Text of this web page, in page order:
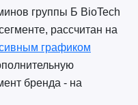
группы Б BioTech
рассчитан на
графиком
бренда - на